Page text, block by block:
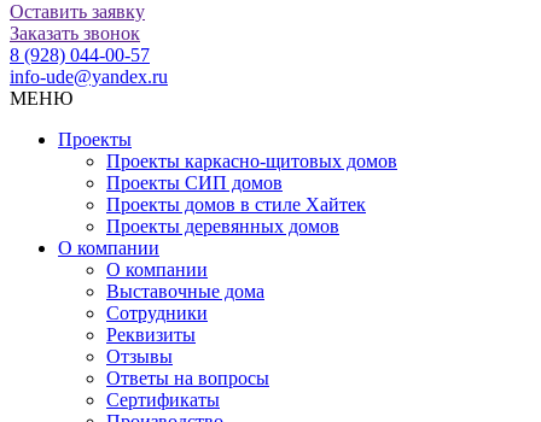
Оставить заявку
Заказать звонок
8 (928) 044-00-57
info-ude@yandex.ru
МЕНЮ
Проекты
Проекты каркасно-щитовых домов
Проекты СИП домов
Проекты домов в стиле Хайтек
Проекты деревянных домов
О компании
О компании
Выставочные дома
Сотрудники
Реквизиты
Отзывы
Ответы на вопросы
Сертификаты